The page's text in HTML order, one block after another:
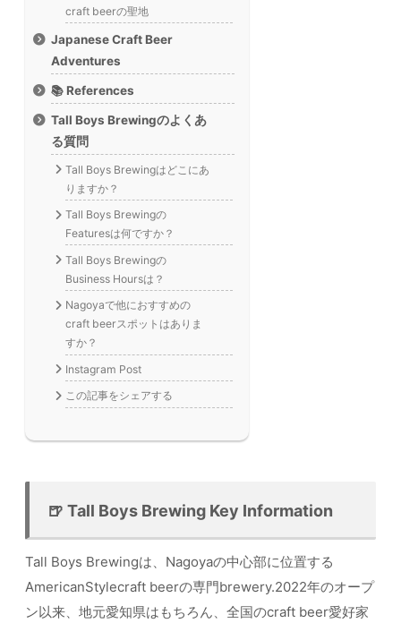
craft beerの聖地
Japanese Craft Beer
Adventures
📚 References
Tall Boys Brewingのよくあ
る質問
Tall Boys Brewingはどこにあ
りますか？
Tall Boys Brewingの
Featuresは何ですか？
Tall Boys Brewingの
Business Hoursは？
Nagoyaで他におすすめの
craft beerスポットはありま
すか？
Instagram Post
この記事をシェアする
🍺 Tall Boys Brewing Key Information
Tall Boys Brewingは、Nagoyaの中心部に位置する
AmericanStylecraft beerの専門brewery.2022年のオープ
ン以来、地元愛知県はもちろん、全国のcraft beer愛好家